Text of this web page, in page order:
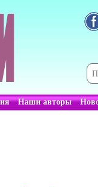
Наши авторы